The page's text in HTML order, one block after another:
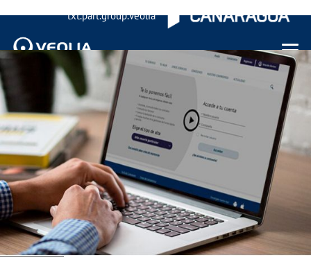
txt.part.group.veolia
Menu